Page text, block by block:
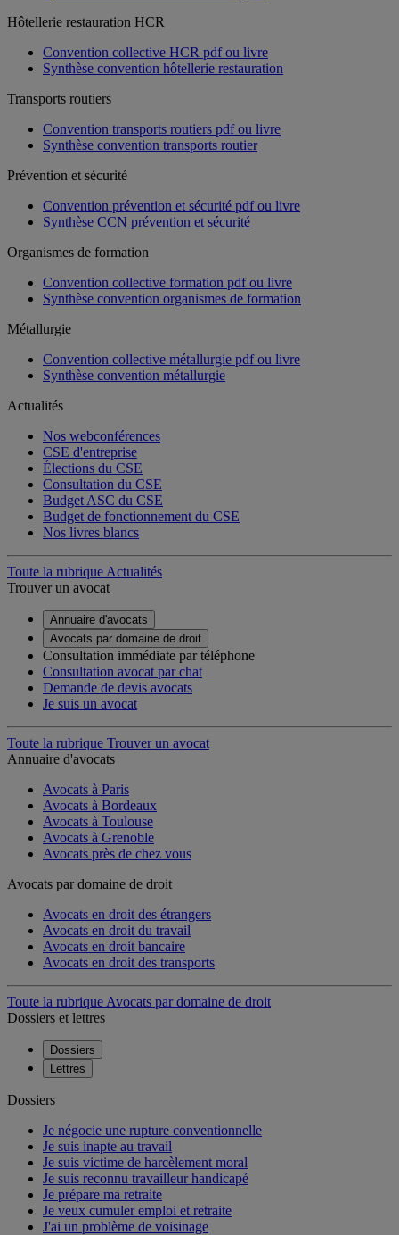
Hôtellerie restauration HCR
Convention collective HCR pdf ou livre
Synthèse convention hôtellerie restauration
Transports routiers
Convention transports routiers pdf ou livre
Synthèse convention transports routier
Prévention et sécurité
Convention prévention et sécurité pdf ou livre
Synthèse CCN prévention et sécurité
Organismes de formation
Convention collective formation pdf ou livre
Synthèse convention organismes de formation
Métallurgie
Convention collective métallurgie pdf ou livre
Synthèse convention métallurgie
Actualités
Nos webconférences
CSE d'entreprise
Élections du CSE
Consultation du CSE
Budget ASC du CSE
Budget de fonctionnement du CSE
Nos livres blancs
Toute la rubrique Actualités
Trouver un avocat
Annuaire d'avocats
Avocats par domaine de droit
Consultation immédiate par téléphone
Consultation avocat par chat
Demande de devis avocats
Je suis un avocat
Toute la rubrique Trouver un avocat
Annuaire d'avocats
Avocats à Paris
Avocats à Bordeaux
Avocats à Toulouse
Avocats à Grenoble
Avocats près de chez vous
Avocats par domaine de droit
Avocats en droit des étrangers
Avocats en droit du travail
Avocats en droit bancaire
Avocats en droit des transports
Toute la rubrique Avocats par domaine de droit
Dossiers et lettres
Dossiers
Lettres
Dossiers
Je négocie une rupture conventionnelle
Je suis inapte au travail
Je suis victime de harcèlement moral
Je suis reconnu travailleur handicapé
Je prépare ma retraite
Je veux cumuler emploi et retraite
J'ai un problème de voisinage